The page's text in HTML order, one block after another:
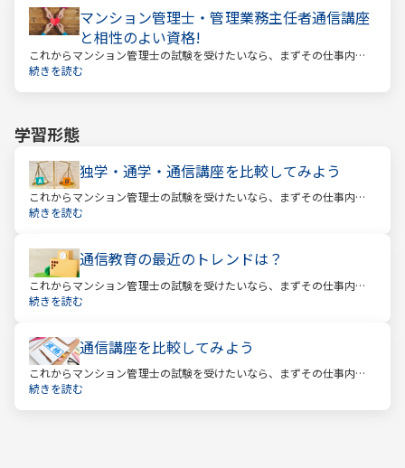
マンション管理士・管理業務主任者通信講座
と相性のよい資格!
これからマンション管理士の試験を受けたいなら、まずその仕事内容
を確かめましょう。この仕事では、マンション管理組合の総合的なサ
続きを読む
学習形態
独学・通学・通信講座を比較してみよう
これからマンション管理士の試験を受けたいなら、まずその仕事内容
を確かめましょう。この仕事では、マンション管理組合の総合的なサ
続きを読む
通信教育の最近のトレンドは？
これからマンション管理士の試験を受けたいなら、まずその仕事内容
を確かめましょう。この仕事では、マンション管理組合の総合的なサ
続きを読む
通信講座を比較してみよう
これからマンション管理士の試験を受けたいなら、まずその仕事内容
を確かめましょう。この仕事では、マンション管理組合の総合的なサ
続きを読む